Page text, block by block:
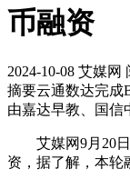
币融资
2024-10-08 艾媒网
摘要云通数达完成
由嘉达早教、国信
艾媒网9月20日
资，据了解，本轮